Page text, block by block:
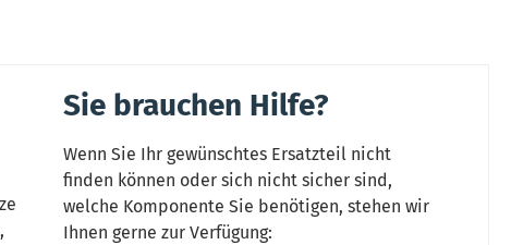
Sie brauchen Hilfe?
Wenn Sie Ihr gewünschtes Ersatzteil nicht
finden können oder sich nicht sicher sind,
welche Komponente Sie benötigen, stehen wir
Ihnen gerne zur Verfügung: